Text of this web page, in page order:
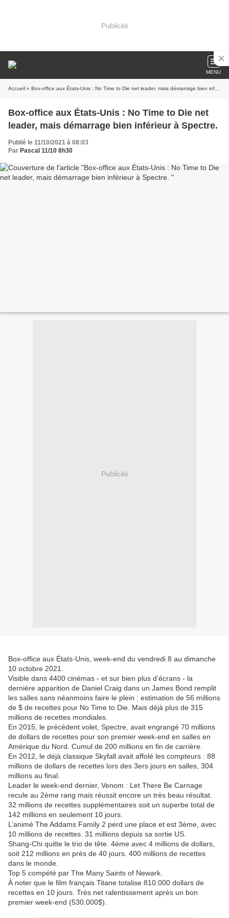
Publicité
MENU
Accueil » Box-office aux États-Unis : No Time to Die net leader, mais démarrage bien inférieur à Spectre.
Box-office aux États-Unis : No Time to Die net
leader, mais démarrage bien inférieur à Spectre.
Publié le 11/10/2021 à 08:03
Par Pascal 11/10 8h30
Publicité
Box-office aux États-Unis, week-end du vendredi 8 au dimanche
10 octobre 2021.
Visible dans 4400 cinémas - et sur bien plus d’écrans - la
dernière apparition de Daniel Craig dans un James Bond remplit
les salles sans néanmoins faire le plein : estimation de 56 millions
de $ de recettes pour No Time to Die. Mais déjà plus de 315
millions de recettes mondiales.
En 2015, le précédent volet, Spectre, avait engrangé 70 millions
de dollars de recettes pour son premier week-end en salles en
Amérique du Nord. Cumul de 200 millions en fin de carrière.
En 2012, le déjà classique Skyfall avait affolé les compteurs : 88
millions de dollars de recettes lors des 3ers jours en salles, 304
millions au final.
Leader le week-end dernier, Venom : Let There Be Carnage
recule au 2ème rang mais réussit encore un très beau résultat.
32 millions de recettes supplémentaires soit un superbe total de
142 millions en seulement 10 jours.
L’animé The Addams Family 2 perd une place et est 3ème, avec
10 millions de recettes. 31 millions depuis sa sortie US.
Shang-Chi quitte le trio de tête. 4ème avec 4 millions de dollars,
soit 212 millions en près de 40 jours. 400 millions de recettes
dans le monde.
Top 5 compété par The Many Saints of Newark.
À noter que le film français Titane totalise 810.000 dollars de
recettes en 10 jours. Très net ralentissement après un bon
premier week-end (530.000$).